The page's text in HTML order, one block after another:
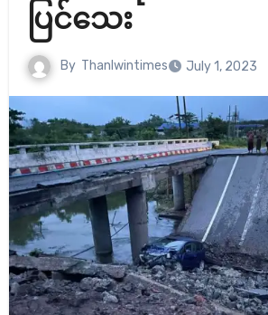
ပြင်သေး
By Thanlwintimes July 1, 2023